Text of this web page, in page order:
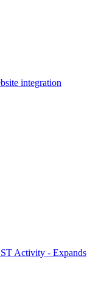
integration
Activity - Expands